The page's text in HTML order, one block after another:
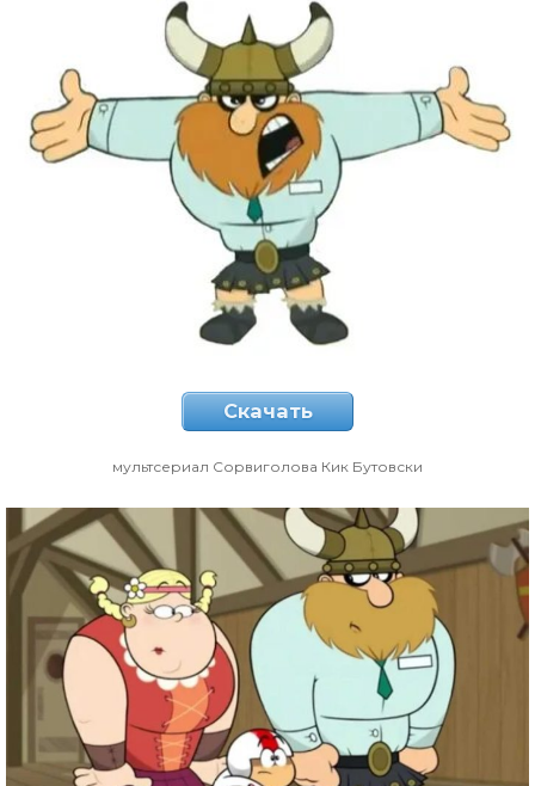
Скачать
мультсериал Сорвиголова Кик Бутовски